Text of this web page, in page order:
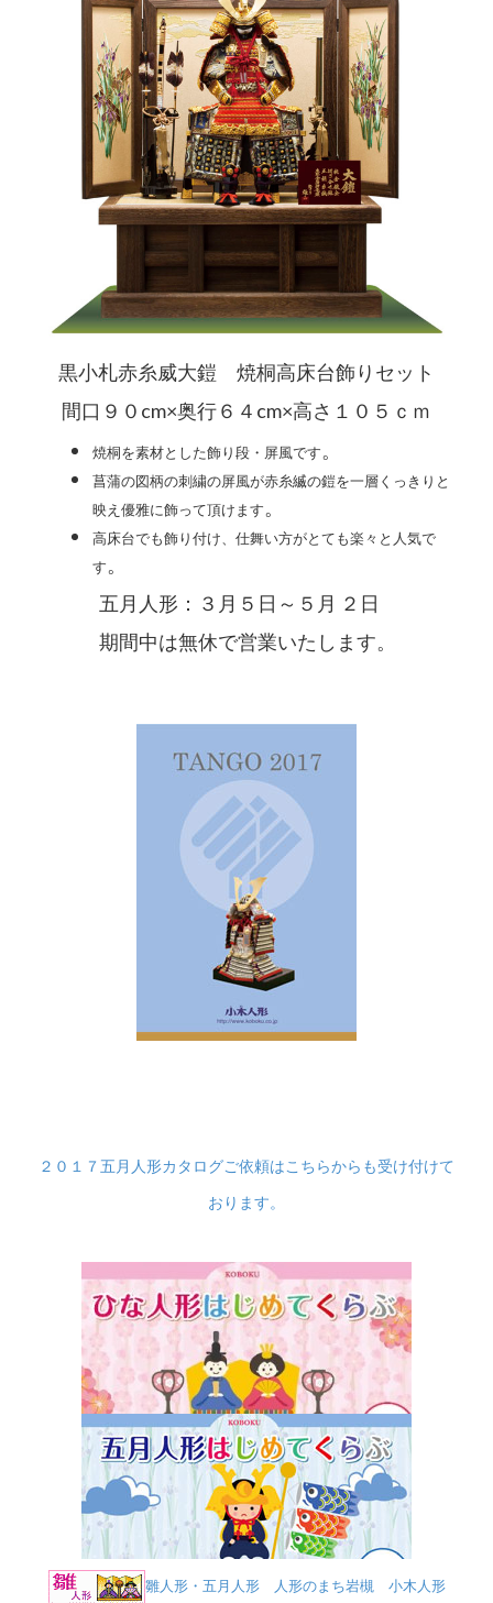
黒小札赤糸威大鎧 焼桐高床台飾りセット
間口９０cm×奥行６４cm×高さ１０５ｃｍ
焼桐を素材とした飾り段・屏風です。
菖蒲の図柄の刺繍の屏風が赤糸縅の鎧を一層くっきりと
映え優雅に飾って頂けます。
高床台でも飾り付け、仕舞い方がとても楽々と人気で
す。
五月人形：３月５日～５月 ２日
期間中は無休で営業いたします。
２０１７五月人形カタログご依頼はこちらからも受け付けて
おります。
雛人形・五月人形 人形のまち岩槻 小木人形